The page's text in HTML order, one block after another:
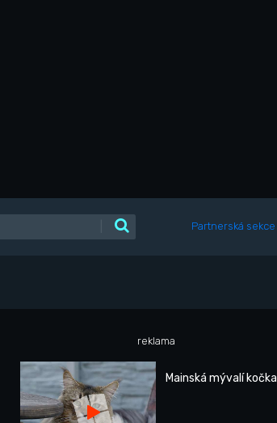
Partnerská sekce
reklama
Mainská mývalí kočka